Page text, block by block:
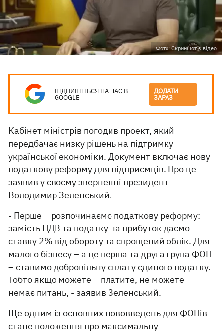
Фото: Скриншот з відео
ПІДПИШІТЬСЯ НА НАС В
GOOGLE
ДОДАТИ
ЗАРАЗ
Кабінет міністрів погодив проект, який
передбачає низку рішень на підтримку
української економіки. Документ включає нову
податкову реформудля підприємців. Про це
заявив у своємузверненні президент
Володимир Зеленський.
- Перше – розпочинаємо податкову реформу:
замість ПДВ та податку на прибуток даємо
ставку 2% від обороту та спрощений облік. Для
малого бізнесу – а це перша та друга група ФОП
– ставимо добровільну сплату єдиного податку.
Тобто якщо можете – платите, не можете –
немає питань, - заявив Зеленський.
Ще одним із основних нововведень для ФОПів
стане положення про максимальну